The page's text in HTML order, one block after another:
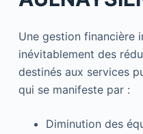
Une gestion financière
inévitablement des
destinés aux services
qui se manifeste par :
Diminution des